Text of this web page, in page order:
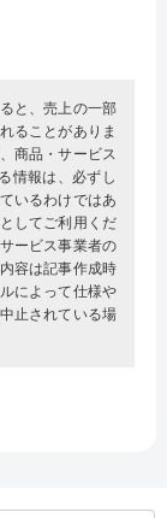
と、売上の一部
ることがありま
商品・サービス
情報は、必ずし
いるわけではあ
してご利用くだ
ービス事業者の
容は記事作成時
によって仕様や
止されている場